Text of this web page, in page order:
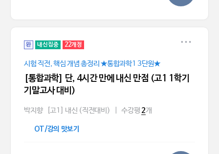
완 내신집중 22개정
시험 직전, 핵심 개념 총정리 ★통합과학1 3단원★
[통합과학] 단, 4시간 만에 내신 만점 (고1 1학기
기말고사 대비)
박지향 [고1] 내신 (직전대비) 수강평 2개
OT/강의 맛보기